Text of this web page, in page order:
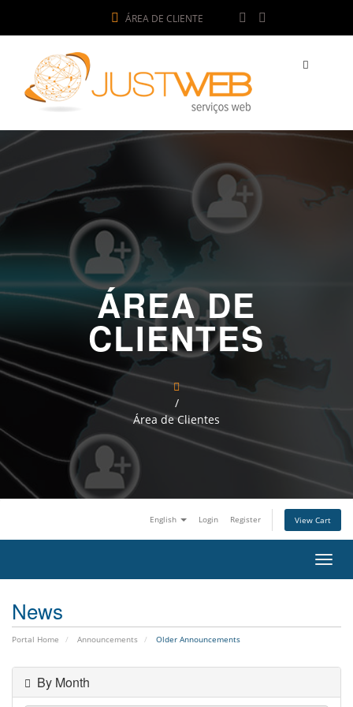
ÁREA DE CLIENTE
ÁREA DE
CLIENTES
/
Área de Clientes
English Login Register View Cart
T
e
g
News
Portal Home Announcements Older Announcements
By Month